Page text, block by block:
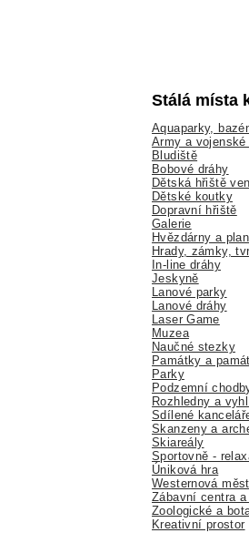
Stálá místa
Aquaparky,
Army a vojenské
Bludiště
Bobové dráhy
Dětská hřiště
Dětské koutky
Dopravní hřiště
Galerie
Hvězdárny a
Hrady, zámky,
In-line dráhy
Jeskyně
Lanové parky
Lanové dráhy
Laser Game
Muzea
Naučné stezky
Památky a
Parky
Podzemní
Rozhledny a
Sdílené
Skanzeny a
Skiareály
Sportovně -
Úniková hra
Westernová
Zábavní centra a
Zoologické a
Kreativní prostor